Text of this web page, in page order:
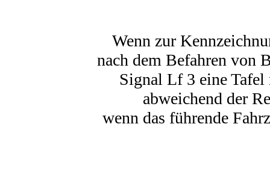
Wenn zur
nach dem Befahren von
Signal Lf 3 eine
abweichend der
wenn das führende